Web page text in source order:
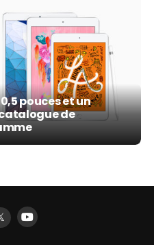
pouces et un
de